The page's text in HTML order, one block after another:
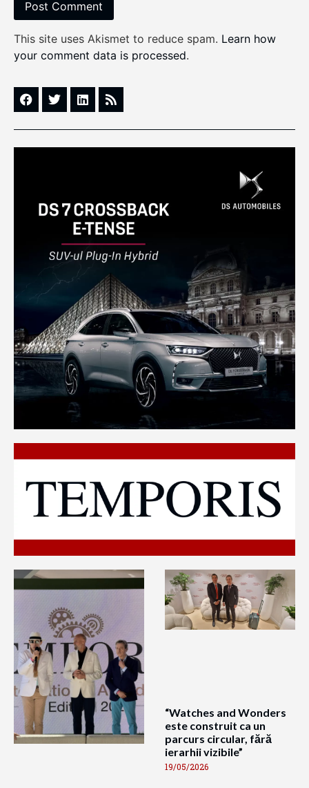
This site uses Akismet to reduce spam. Learn how
your comment data is processed.
“Watches and Wonders
este construit ca un
parcurs circular, fără
ierarhii vizibile”
19/05/2026